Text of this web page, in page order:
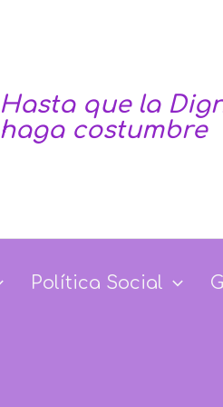
Hasta que la
haga costumbre
Política Social